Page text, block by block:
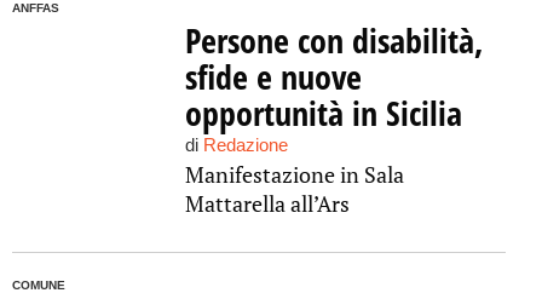
ANFFAS
Persone con disabilità,
sfide e nuove
opportunità in Sicilia
di Redazione
Manifestazione in Sala
Mattarella all’Ars
COMUNE